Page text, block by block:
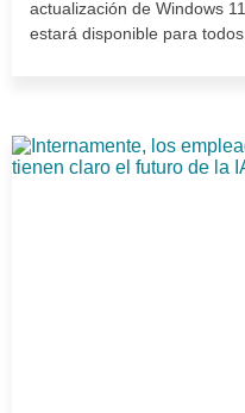
actualización de Windows
estará disponible para